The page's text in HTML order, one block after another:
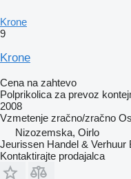
Krone
9
Krone
Cena na zahtevo
Polprikolica za prevoz
2008
Vzmetenje zračno/zračno
Nizozemska, Oirlo
Jeurissen Handel & Verhuur
Kontaktirajte prodajalca